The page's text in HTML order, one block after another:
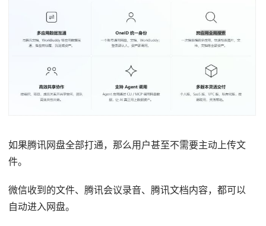
如果腾讯网盘全部打通，那么用户甚至不需要主动上传文
件。
微信收到的文件、腾讯会议录音、腾讯文档内容，都可以
自动进入网盘。